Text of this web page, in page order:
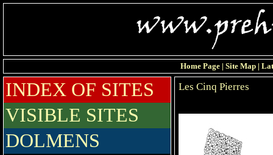
Home Page | Site Map |
INDEX OF SITES
VISIBLE SITES
DOLMENS
Les Cinq Pierres